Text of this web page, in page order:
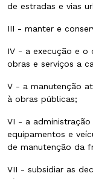
de estradas e vias
III - manter e
IV - a execução e o
obras e serviços a
V - a manutenção
à obras públicas;
VI - a
equipamentos e
de manutenção da
VII - subsidiar as